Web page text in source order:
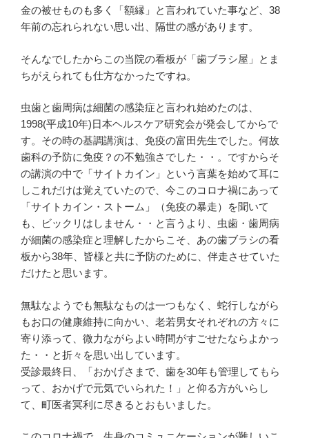
金の被せものも多く「額縁」と言われていた事など、38
年前の忘れられない思い出、隔世の感があります。
そんなでしたからこの当院の看板が「歯ブラシ屋」とま
ちがえられても仕方なかったですね。
虫歯と歯周病は細菌の感染症と言われ始めたのは、
1998(平成10年)日本ヘルスケア研究会が発会してからで
す。その時の基調講演は、免疫の富田先生でした。何故
歯科の予防に免疫？の不勉強さでした・・。ですからそ
の講演の中で「サイトカイン」という言葉を始めて耳に
しこれだけは覚えていたので、今このコロナ禍にあって
「サイトカイン・ストーム」（免疫の暴走）を聞いて
も、ビックリはしません・・と言うより、虫歯・歯周病
が細菌の感染症と理解したからこそ、あの歯ブラシの看
板から38年、皆様と共に予防のために、伴走させていた
だけたと思います。
無駄なようでも無駄なものは一つもなく、蛇行しながら
もお口の健康維持に向かい、老若男女それぞれの方々に
寄り添って、微力ながらよい時間がすごせたならよかっ
た・・と折々を思い出しています。
受診最終日、「おかげさまで、歯を30年も管理してもら
って、おかげで元気でいられた！」と仰る方がいらし
て、町医者冥利に尽きるとおもいました。